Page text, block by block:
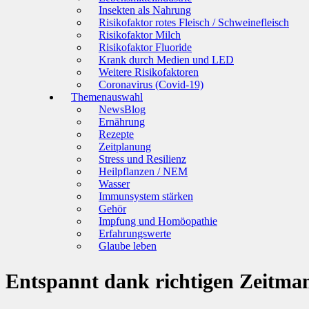
Insekten als Nahrung
Risikofaktor rotes Fleisch / Schweinefleisch
Risikofaktor Milch
Risikofaktor Fluoride
Krank durch Medien und LED
Weitere Risikofaktoren
Coronavirus (Covid-19)
Themenauswahl
NewsBlog
Ernährung
Rezepte
Zeitplanung
Stress und Resilienz
Heilpflanzen / NEM
Wasser
Immunsystem stärken
Gehör
Impfung und Homöopathie
Erfahrungswerte
Glaube leben
Entspannt dank richtigen